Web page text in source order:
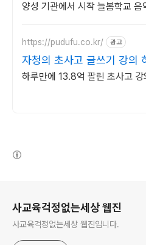
양성 기관에서 시작 늘봄학교 음
https://pudufu.co.kr/ 광고
자청의 초사고 글쓰기 강의
억 팔린 강의
하루만에 13.8억 팔린 초사고 강
사교육걱정없는세상 웹진
사교육걱정없는세상 웹진입니다.